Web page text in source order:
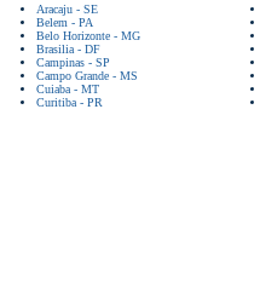
Aracaju - SE
Belem - PA
Belo Horizonte - MG
Brasilia - DF
Campinas - SP
Campo Grande - MS
Cuiaba - MT
Curitiba - PR